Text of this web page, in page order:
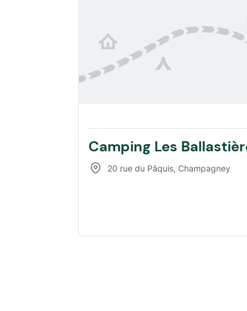
Camping Les
20 rue du Pâquis, Champagney